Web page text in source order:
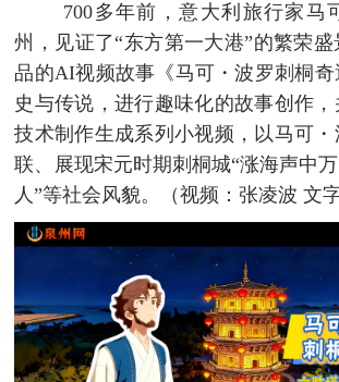
700多年前，意大利旅行家马
州，见证了“东方第一大港”的繁荣
品的AI视频故事《马可・波罗刺桐
史与传说，进行趣味化的故事创作
技术制作生成系列小视频，以马可
联、展现宋元时期刺桐城“涨海声中
人”等社会风貌。（视频：张凌波 文